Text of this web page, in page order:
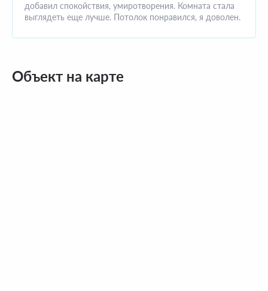
добавил спокойствия, умиротворения. Комната стала
выглядеть еще лучше. Потолок понравился, я доволен.
Объект на карте